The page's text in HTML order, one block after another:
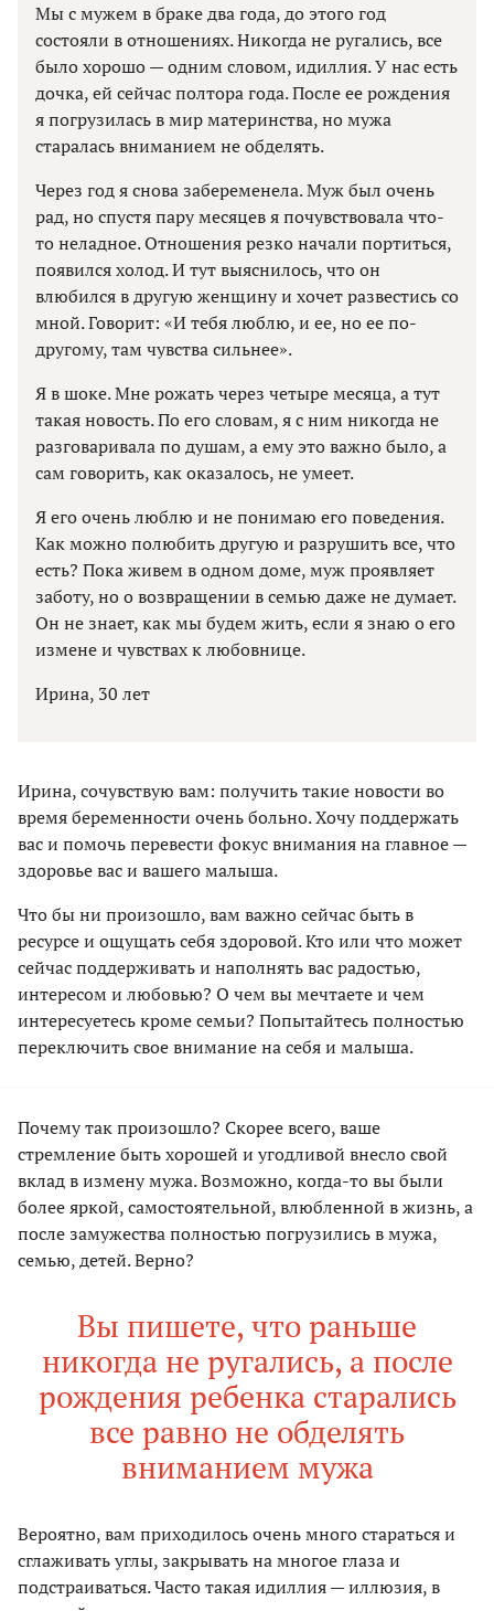
Мы с мужем в браке два года, до этого год
состояли в отношениях. Никогда не ругались, все
было хорошо — одним словом, идиллия. У нас есть
дочка, ей сейчас полтора года. После ее рождения
я погрузилась в мир материнства, но мужа
старалась вниманием не обделять.
Через год я снова забеременела. Муж был очень
рад, но спустя пару месяцев я почувствовала что-
то неладное. Отношения резко начали портиться,
появился холод. И тут выяснилось, что он
влюбился в другую женщину и хочет развестись со
мной. Говорит: «И тебя люблю, и ее, но ее по-
другому, там чувства сильнее».
Я в шоке. Мне рожать через четыре месяца, а тут
такая новость. По его словам, я с ним никогда не
разговаривала по душам, а ему это важно было, а
сам говорить, как оказалось, не умеет.
Я его очень люблю и не понимаю его поведения.
Как можно полюбить другую и разрушить все, что
есть? Пока живем в одном доме, муж проявляет
заботу, но о возвращении в семью даже не думает.
Он не знает, как мы будем жить, если я знаю о его
измене и чувствах к любовнице.
Ирина, 30 лет
Ирина, сочувствую вам: получить такие новости во
время беременности очень больно. Хочу поддержать
вас и помочь перевести фокус внимания на главное —
здоровье вас и вашего малыша.
Что бы ни произошло, вам важно сейчас быть в
ресурсе и ощущать себя здоровой. Кто или что может
сейчас поддерживать и наполнять вас радостью,
интересом и любовью? О чем вы мечтаете и чем
интересуетесь кроме семьи? Попытайтесь полностью
переключить свое внимание на себя и малыша.
Почему так произошло? Скорее всего, ваше
стремление быть хорошей и угодливой внесло свой
вклад в измену мужа. Возможно, когда-то вы были
более яркой, самостоятельной, влюбленной в жизнь, а
после замужества полностью погрузились в мужа,
семью, детей. Верно?
Вы пишете, что раньше
никогда не ругались, а после
рождения ребенка старались
все равно не обделять
вниманием мужа
Вероятно, вам приходилось очень много стараться и
сглаживать углы, закрывать на многое глаза и
подстраиваться. Часто такая идиллия — иллюзия, в